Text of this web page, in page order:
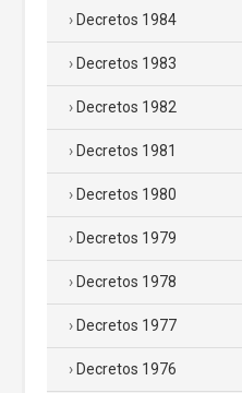
Decretos 1984
Decretos 1983
Decretos 1982
Decretos 1981
Decretos 1980
Decretos 1979
Decretos 1978
Decretos 1977
Decretos 1976